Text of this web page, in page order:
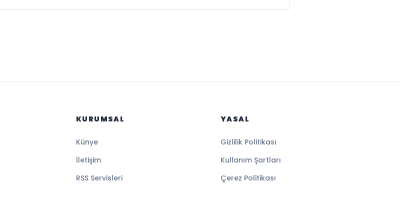
KURUMSAL
Künye
İletişim
RSS Servisleri
YASAL
Gizlilik Politikası
Kullanım Şartları
Çerez Politikası